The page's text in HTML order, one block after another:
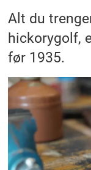
Alt du
hickorygolf,
før 1935.